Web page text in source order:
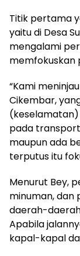
Titik pertama
yaitu di Desa
mengalami
memfokuskan
“Kami
Cikembar,
(keselamatan)
pada
maupun ada
terputus itu
Menurut Bey,
minuman, dan
daerah-
Apabila
kapal-kapal